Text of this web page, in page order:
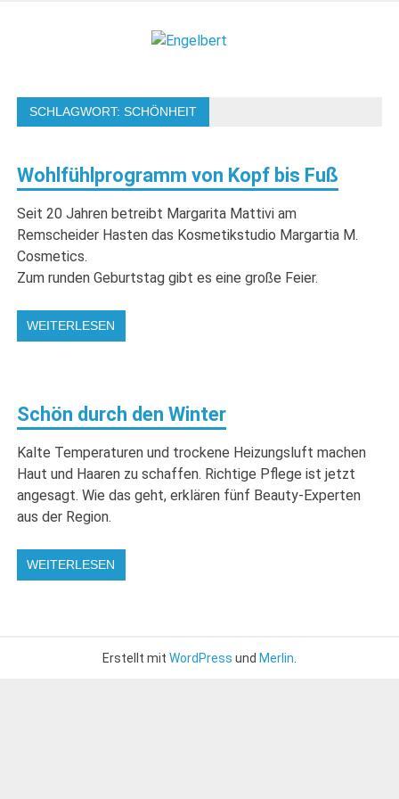
SCHLAGWORT:SCHÖNHEIT
Wohlfühlprogramm von Kopf bis Fuß
Seit 20 Jahren betreibt Margarita Mattivi am
Remscheider Hasten das Kosmetikstudio Margartia M.
Cosmetics.
Zum runden Geburtstag gibt es eine große Feier.
WEITERLESEN
Schön durch den Winter
Kalte Temperaturen und trockene Heizungsluft machen
Haut und Haaren zu schaffen. Richtige Pflege ist jetzt
angesagt. Wie das geht, erklären fünf Beauty-Experten
aus der Region.
WEITERLESEN
Erstellt mit WordPress und Merlin